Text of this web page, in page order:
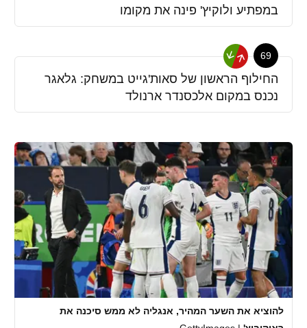
במפתיע ולוקיץ' פינה את מקומו
69
החילוף הראשון של סאות'גייט במשחק: גלאגר
נכנס במקום אלכסנדר ארנולד
להוציא את השער המהיר, אנגליה לא ממש סיכנה את